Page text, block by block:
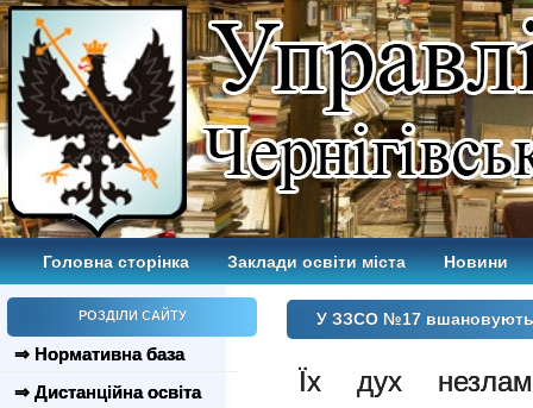
Головна сторінка Заклади освіти міста Новини
РОЗДІЛИ САЙТУ
⇒ Нормативна база
⇒ Дистанційна освіта
У ЗЗСО №17 вшановують
Їх дух